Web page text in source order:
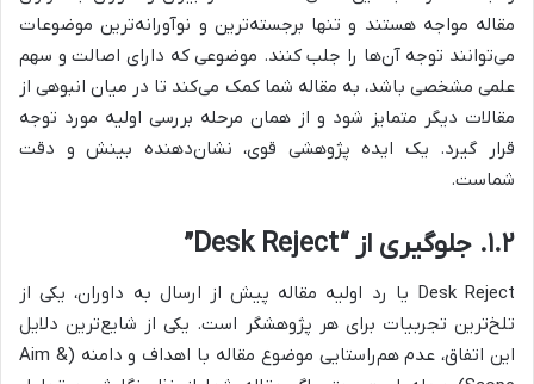
مقاله مواجه هستند و تنها برجسته‌ترین و نوآورانه‌ترین موضوعات
می‌توانند توجه آن‌ها را جلب کنند. موضوعی که دارای اصالت و سهم
علمی مشخصی باشد، به مقاله شما کمک می‌کند تا در میان انبوهی از
مقالات دیگر متمایز شود و از همان مرحله بررسی اولیه مورد توجه
قرار گیرد. یک ایده پژوهشی قوی، نشان‌دهنده بینش و دقت
شماست.
۱.۲. جلوگیری از “Desk Reject”
Desk Reject یا رد اولیه مقاله پیش از ارسال به داوران، یکی از
تلخ‌ترین تجربیات برای هر پژوهشگر است. یکی از شایع‌ترین دلایل
این اتفاق، عدم هم‌راستایی موضوع مقاله با اهداف و دامنه (Aim &